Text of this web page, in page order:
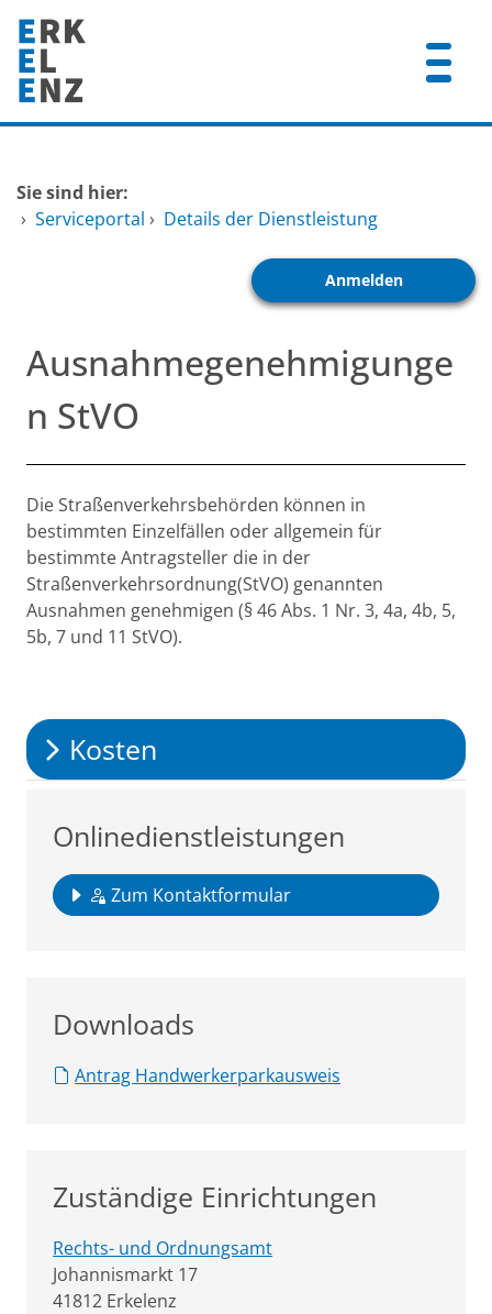
Zum Hauptinhalt springen
Dienstleistungen A-Z
Sie sind hier:
› Serviceportal › Details der Dienstleistung
Anmelden
Ausnahmegenehmigunge
n StVO
Beschreibung
Die Straßenverkehrsbehörden können in
bestimmten Einzelfällen oder allgemein für
bestimmte Antragsteller die in der
Straßenverkehrsordnung(StVO) genannten
Ausnahmen genehmigen (§ 46 Abs. 1 Nr. 3, 4a, 4b, 5,
5b, 7 und 11 StVO).
Kosten
Onlinedienstleistungen
Zum Kontaktformular
Downloads
Antrag Handwerkerparkausweis
Zuständige Einrichtungen
Rechts- und Ordnungsamt
Straße:
Johannismarkt Hausnummer:
17
PLZ:
41812 Ort:
Erkelenz